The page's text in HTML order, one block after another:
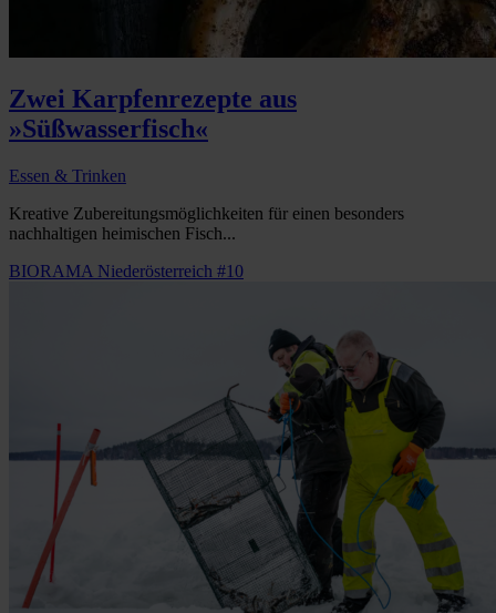
Zwei Karpfenrezepte aus
»Süßwasserfisch«
Essen & Trinken
Kreative Zubereitungsmöglichkeiten für einen besonders
nachhaltigen heimischen Fisch...
BIORAMA Niederösterreich #10